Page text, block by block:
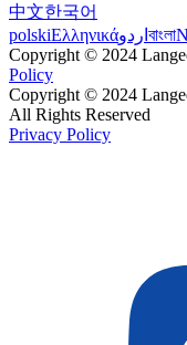
中文한국어
polskiΕλληνικάاردو বাংলা
Copyright © 2024
Policy
Copyright © 2024
All Rights Reserved
Privacy Policy